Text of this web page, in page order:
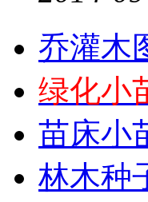
乔灌木
绿化小
苗床小
林木种